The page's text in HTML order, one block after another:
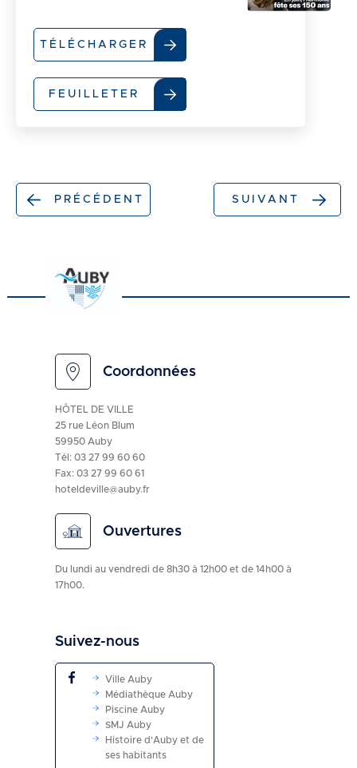
TÉLÉCHARGER
FEUILLETER
Pagination
Page
PRÉCÉDENT SUIVANT
Coordonnées
HÔTEL DE VILLE
25 rue Léon Blum
59950 Auby
Tél: 03 27 99 60 60
Fax: 03 27 99 60 61
hoteldeville@auby.fr
Ouvertures
Du lundi au vendredi de 8h30 à 12h00 et de 14h00 à
17h00.
Suivez-nous
Ville Auby
Médiathèque Auby
Piscine Auby
SMJ Auby
Histoire d'Auby et de
ses habitants